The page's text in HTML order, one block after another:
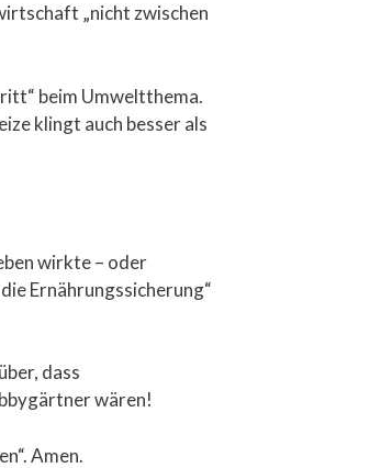
„nicht zwischen
beim Umweltthema.
klingt auch besser als
wirkte – oder
Ernährungssicherung“
dass
wären!
Amen.